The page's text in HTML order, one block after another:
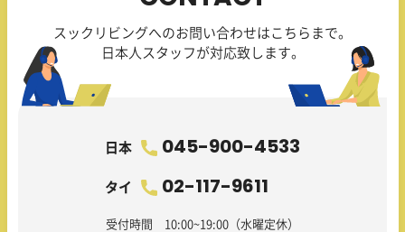
スックリビングへのお問い合わせはこちらまで。
日本人スタッフが対応致します。
日本 045-900-4533
タイ 02-117-9611
受付時間 10:00~19:00（水曜定休）